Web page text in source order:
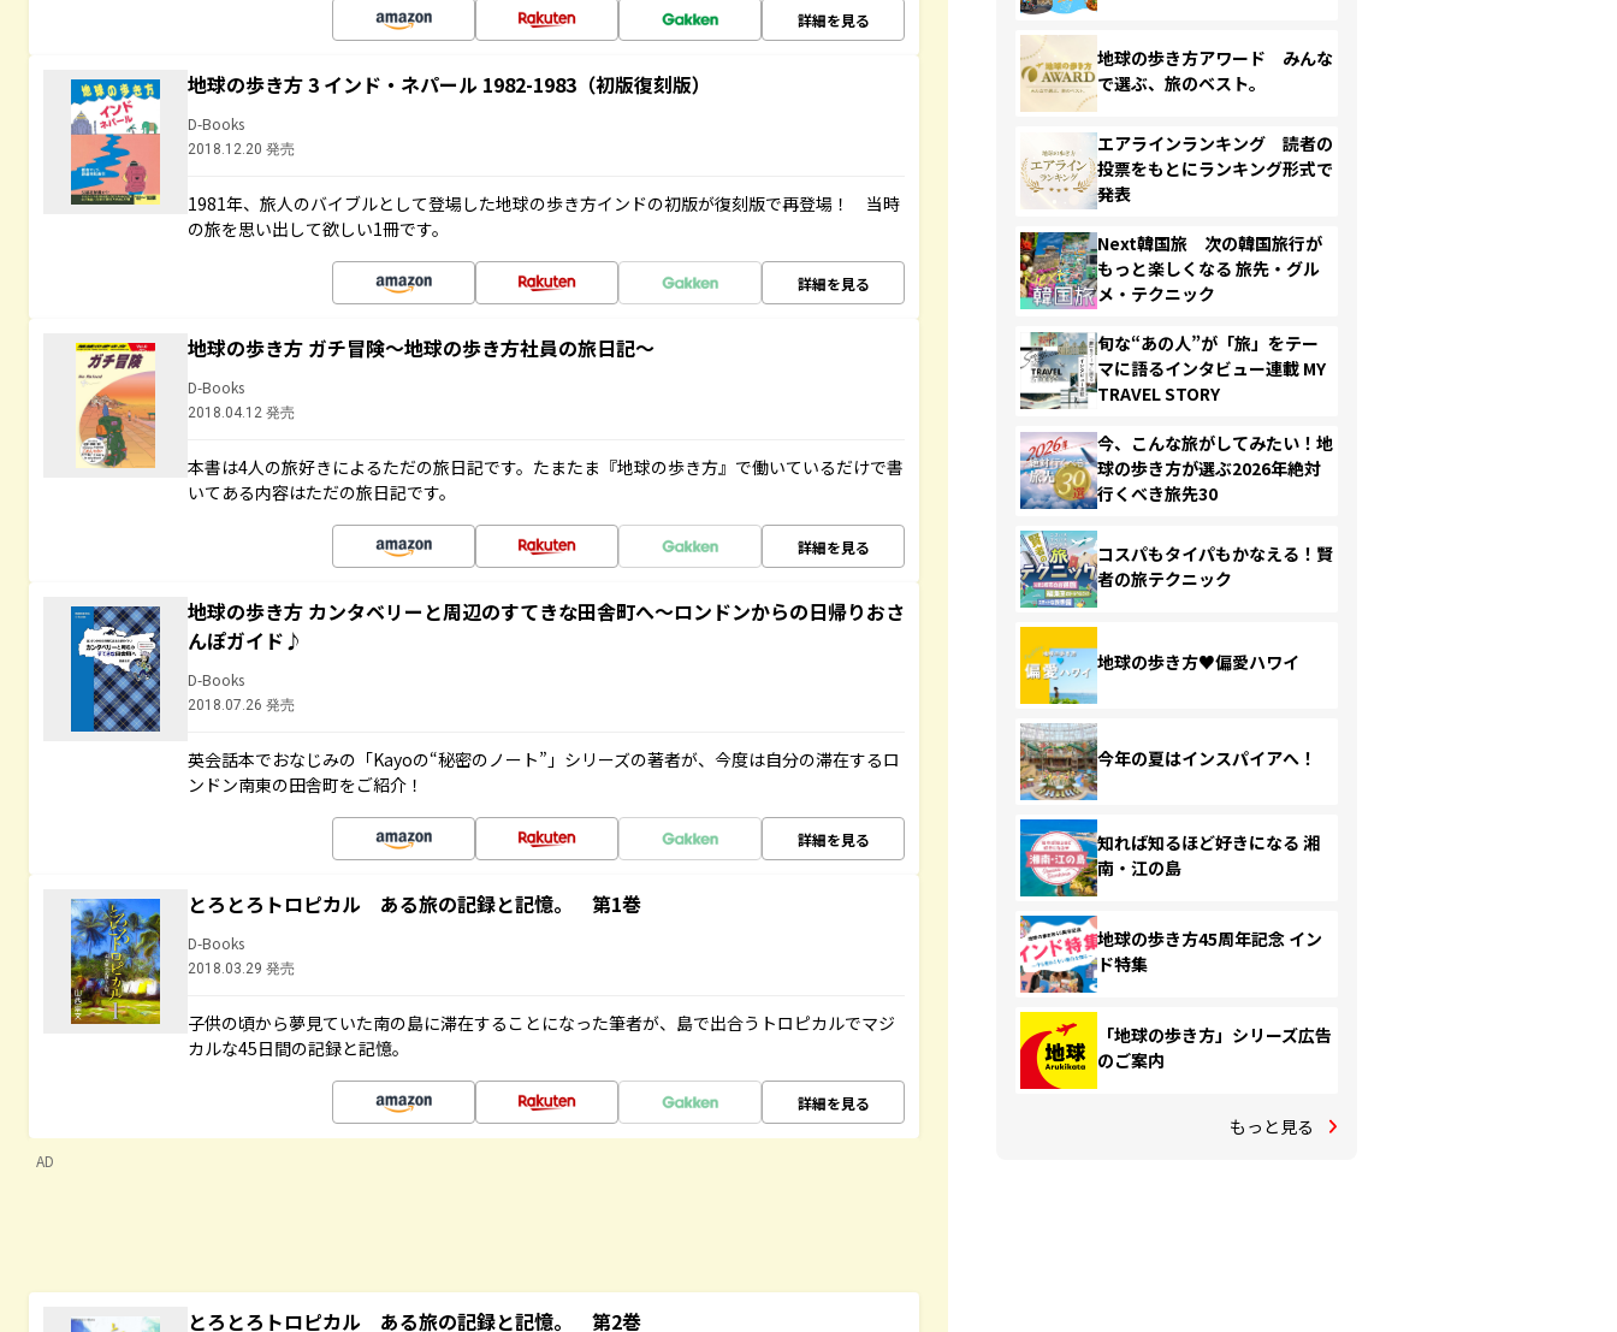
詳細を見る
地球の歩き方 3 インド・ネパール 1982-1983（初版復刻版）
D-Books
2018.12.20 発売
1981年、旅人のバイブルとして登場した地球の歩き方インドの初版が復刻版で再登場！ 当時
の旅を思い出して欲しい1冊です。
詳細を見る
地球の歩き方 ガチ冒険～地球の歩き方社員の旅日記～
D-Books
2018.04.12 発売
本書は4人の旅好きによるただの旅日記です。たまたま『地球の歩き方』で働いているだけで書
いてある内容はただの旅日記です。
詳細を見る
地球の歩き方 カンタベリーと周辺のすてきな田舎町へ～ロンドンからの日帰りおさ
んぽガイド♪
D-Books
2018.07.26 発売
英会話本でおなじみの「Kayoの“秘密のノート”」シリーズの著者が、今度は自分の滞在するロ
ンドン南東の田舎町をご紹介！
詳細を見る
とろとろトロピカル ある旅の記録と記憶。 第1巻
D-Books
2018.03.29 発売
子供の頃から夢見ていた南の島に滞在することになった筆者が、島で出合うトロピカルでマジ
カルな45日間の記録と記憶。
詳細を見る
AD
とろとろトロピカル ある旅の記録と記憶。 第2巻
地球の歩き方アワード みんな
で選ぶ、旅のベスト。
エアラインランキング 読者の
投票をもとにランキング形式で
発表
Next韓国旅 次の韓国旅行が
もっと楽しくなる 旅先・グル
メ・テクニック
旬な“あの人”が「旅」をテー
マに語るインタビュー連載 MY
TRAVEL STORY
今、こんな旅がしてみたい！地
球の歩き方が選ぶ2026年絶対
行くべき旅先30
コスパもタイパもかなえる！賢
者の旅テクニック
地球の歩き方♥偏愛ハワイ
今年の夏はインスパイアへ！
知れば知るほど好きになる 湘
南・江の島
地球の歩き方45周年記念 イン
ド特集
「地球の歩き方」シリーズ広告
のご案内
もっと見る